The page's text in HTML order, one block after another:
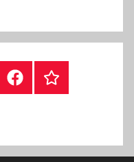
FacebookTikTok